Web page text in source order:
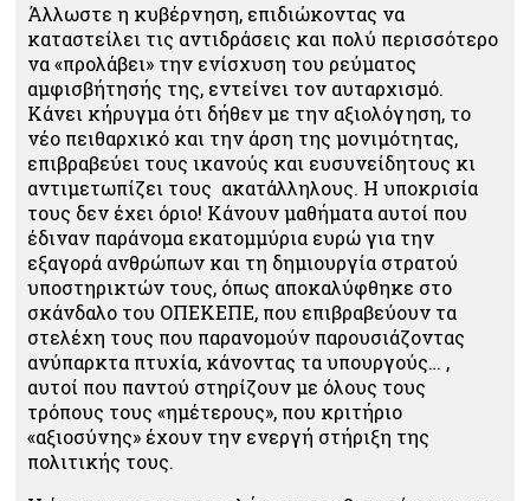
Άλλωστε η κυβέρνηση, επιδιώκοντας να
καταστείλει τις αντιδράσεις και πολύ περισσότερο
να «προλάβει» την ενίσχυση του ρεύματος
αμφισβήτησής της, εντείνει τον αυταρχισμό.
Κάνει κήρυγμα ότι δήθεν με την αξιολόγηση, το
νέο πειθαρχικό και την άρση της μονιμότητας,
επιβραβεύει τους ικανούς και ευσυνείδητους κι
αντιμετωπίζει τους ακατάλληλους. Η υποκρισία
τους δεν έχει όριο! Κάνουν μαθήματα αυτοί που
έδιναν παράνομα εκατομμύρια ευρώ για την
εξαγορά ανθρώπων και τη δημιουργία στρατού
υποστηρικτών τους, όπως αποκαλύφθηκε στο
σκάνδαλο του ΟΠΕΚΕΠΕ, που επιβραβεύουν τα
στελέχη τους που παρανομούν παρουσιάζοντας
ανύπαρκτα πτυχία, κάνοντας τα υπουργούς… ,
αυτοί που παντού στηρίζουν με όλους τους
τρόπους τους «ημέτερους», που κριτήριο
«αξιοσύνης» έχουν την ενεργή στήριξη της
πολιτικής τους.